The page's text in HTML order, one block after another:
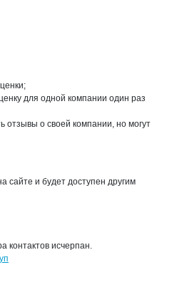
для одной компании один раз
отзывы о своей компании, но могут
сайте и будет доступен другим
контактов исчерпан.